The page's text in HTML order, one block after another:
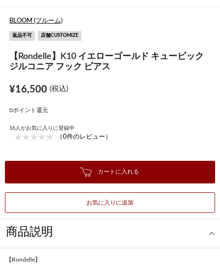
BLOOM (ブルーム)
返品不可 店舗CUSTOMIZE
【Rondelle】K10 イエローゴールド キュービック
ジルコニア フック ピアス
¥16,500(税込)
0ポイント還元
16 人がお気に入りに登録中
（0件のレビュー）
カートに入れる
お気に入りに追加
商品説明
【Rondelle】